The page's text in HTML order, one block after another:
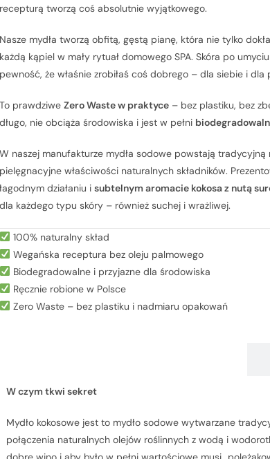
tworzą coś absolutnie wyjątkowego.
mydła tworzą obfitą, gęstą pianę, która nie tylko
kąpiel w mały rytuał domowego SPA. Skóra po
że właśnie zrobiłaś coś dobrego – dla siebie i dla
prawdziwe Zero Waste w praktyce– bez plastiku, bez
nie obciąża środowiska i jest w pełni
naszej manufakturze mydła sodowe powstają tradycyjną
właściwości naturalnych składników.
działaniu i subtelnym aromacie kokosa z nutą
każdego typu skóry – również suchej i wrażliwej.
100% naturalny skład
Wegańska receptura bez oleju palmowego
Biodegradowalne i przyjazne dla środowiska
Ręcznie robione w Polsce
Zero Waste – bez plastiku i nadmiaru opakowań
W czym tkwi sekret
Mydło kokosowe jest to mydło sodowe wytwarzane
połączenia naturalnych olejów roślinnych z wodą i